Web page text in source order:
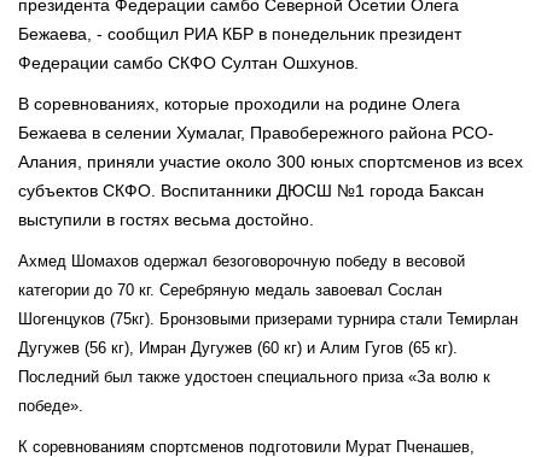
президента Федерации самбо Северной Осетии Олега
Бежаева, - сообщил РИА КБР в понедельник президент
Федерации самбо СКФО Султан Ошхунов.
В соревнованиях, которые проходили на родине Олега
Бежаева в селении Хумалаг, Правобережного района РСО-
Алания, приняли участие около 300 юных спортсменов из всех
субъектов СКФО. Воспитанники ДЮСШ №1 города Баксан
выступили в гостях весьма достойно.
Ахмед Шомахов одержал безоговорочную победу в весовой
категории до 70 кг. Серебряную медаль завоевал Сослан
Шогенцуков (75кг). Бронзовыми призерами турнира стали Темирлан
Дугужев (56 кг), Имран Дугужев (60 кг) и Алим Гугов (65 кг).
Последний был также удостоен специального приза «За волю к
победе».
К соревнованиям спортсменов подготовили Мурат Пченашев,